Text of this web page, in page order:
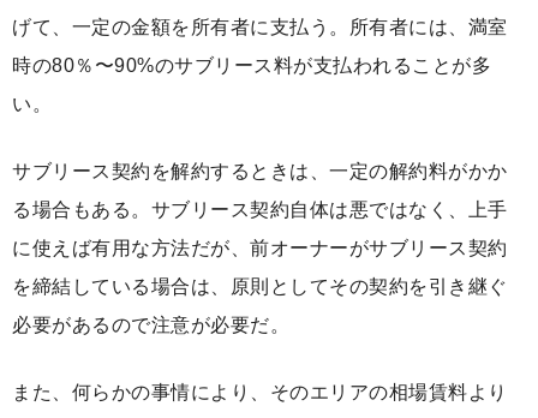
げて、一定の金額を所有者に支払う。所有者には、満室
時の80％〜90%のサブリース料が支払われることが多
い。
サブリース契約を解約するときは、一定の解約料がかか
る場合もある。サブリース契約自体は悪ではなく、上手
に使えば有用な方法だが、前オーナーがサブリース契約
を締結している場合は、原則としてその契約を引き継ぐ
必要があるので注意が必要だ。
また、何らかの事情により、そのエリアの相場賃料より